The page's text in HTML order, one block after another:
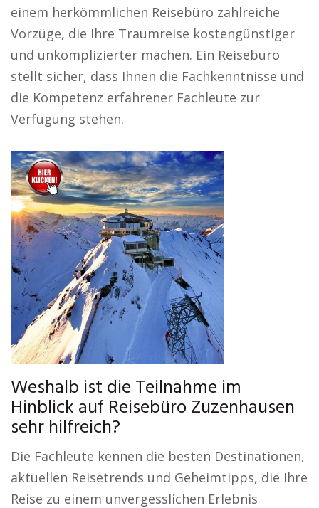
einem herkömmlichen Reisebüro zahlreiche
Vorzüge, die Ihre Traumreise kostengünstiger
und unkomplizierter machen. Ein Reisebüro
stellt sicher, dass Ihnen die Fachkenntnisse und
die Kompetenz erfahrener Fachleute zur
Verfügung stehen.
Weshalb ist die Teilnahme im
Hinblick auf Reisebüro Zuzenhausen
sehr hilfreich?
Die Fachleute kennen die besten Destinationen,
aktuellen Reisetrends und Geheimtipps, die Ihre
Reise zu einem unvergesslichen Erlebnis